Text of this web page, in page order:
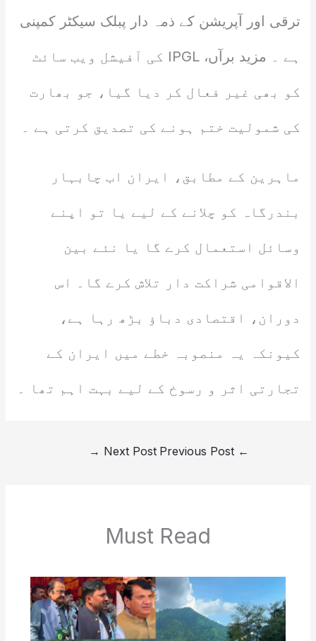
ترقی اور آپریشن کے ذمہ دار پبلک سیکٹر کمپنی
ہے ۔ مزید برآں، IPGL کی آفیشل ویب سائٹ
کو بھی غیر فعال کر دیا گیا، جو بھارت
کی شمولیت ختم ہونے کی تصدیق کرتی ہے ۔
ماہرین کے مطابق، ایران اب چابہار
بندرگاہ کو چلانے کے لیے یا تو اپنے
وسائل استعمال کرے گا یا نئے بین
الاقوامی شراکت دار تلاش کرے گا۔ اس
دوران، اقتصادی دباؤ بڑھ رہا ہے،
کیونکہ یہ منصوبہ خطے میں ایران کے
تجارتی اثر و رسوخ کے لیے بہت اہم تھا ۔
←
Next Post
→
Must Read